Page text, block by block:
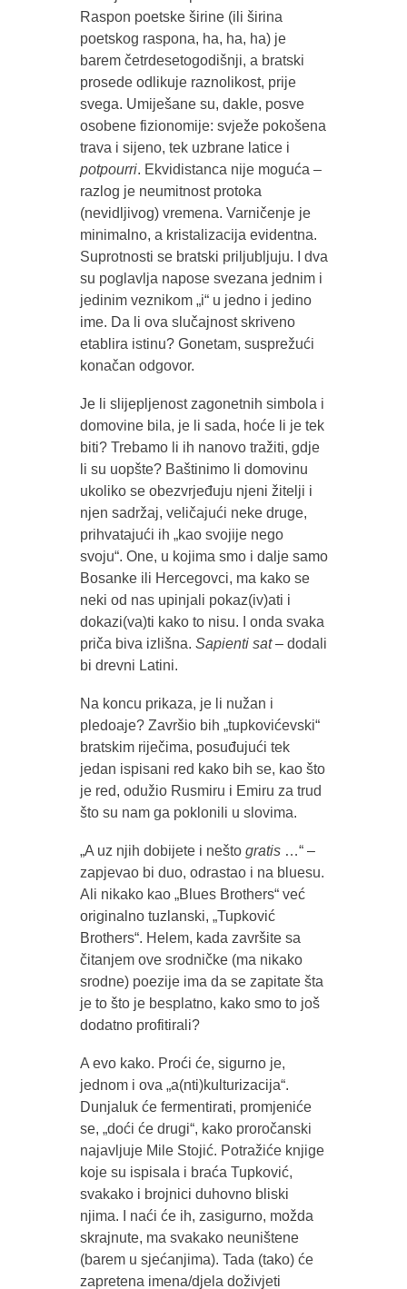
Raspon poetske širine (ili širina
poetskog raspona, ha, ha, ha) je
barem četrdesetogodišnji, a bratski
prosede odlikuje raznolikost, prije
svega. Umiješane su, dakle, posve
osobene fizionomije: svježe pokošena
trava i sijeno, tek uzbrane latice i
potpourri. Ekvidistanca nije moguća –
razlog je neumitnost protoka
(nevidljivog) vremena. Varničenje je
minimalno, a kristalizacija evidentna.
Suprotnosti se bratski priljubljuju. I dva
su poglavlja napose svezana jednim i
jedinim veznikom „i“ u jedno i jedino
ime. Da li ova slučajnost skriveno
etablira istinu? Gonetam, susprežući
konačan odgovor.
Je li slijepljenost zagonetnih simbola i
domovine bila, je li sada, hoće li je tek
biti? Trebamo li ih nanovo tražiti, gdje
li su uopšte? Baštinimo li domovinu
ukoliko se obezvrjeđuju njeni žitelji i
njen sadržaj, veličajući neke druge,
prihvatajući ih „kao svojije nego
svoju“. One, u kojima smo i dalje samo
Bosanke ili Hercegovci, ma kako se
neki od nas upinjali pokaz(iv)ati i
dokazi(va)ti kako to nisu. I onda svaka
priča biva izlišna. Sapienti sat– dodali
bi drevni Latini.
Na koncu prikaza, je li nužan i
pledoaje? Završio bih „tupkovićevski“
bratskim riječima, posuđujući tek
jedan ispisani red kako bih se, kao što
je red, odužio Rusmiru i Emiru za trud
što su nam ga poklonili u slovima.
„A uz njih dobijete i nešto gratis …“ –
zapjevao bi duo, odrastao i na bluesu.
Ali nikako kao „Blues Brothers“ već
originalno tuzlanski, „Tupković
Brothers“. Helem, kada završite sa
čitanjem ove srodničke (ma nikako
srodne) poezije ima da se zapitate šta
je to što je besplatno, kako smo to još
dodatno profitirali?
A evo kako. Proći će, sigurno je,
jednom i ova „a(nti)kulturizacija“.
Dunjaluk će fermentirati, promjeniće
se, „doći će drugi“, kako proročanski
najavljuje Mile Stojić. Potražiće knjige
koje su ispisala i braća Tupković,
svakako i brojnici duhovno bliski
njima. I naći će ih, zasigurno, možda
skrajnute, ma svakako neuništene
(barem u sjećanjima). Tada (tako) će
zapretena imena/djela doživjeti